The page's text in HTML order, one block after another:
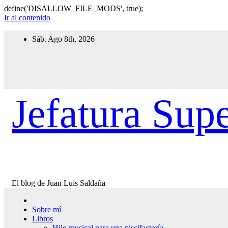
define('DISALLOW_FILE_MODS', true);
Ir al contenido
Sáb. Ago 8th, 2026
Jefatura
El blog de Juan Luis Saldaña
Sobre mí
Libros